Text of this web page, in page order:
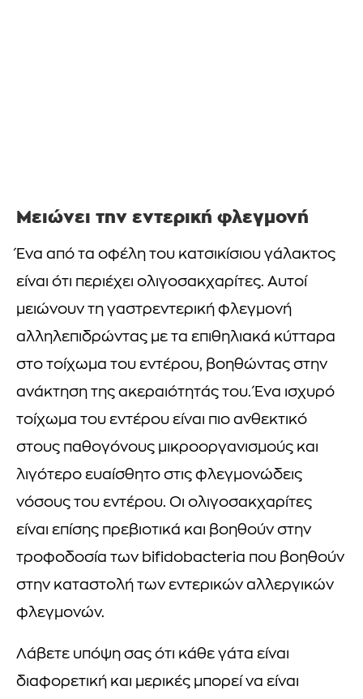
Μειώνει την εντερική φλεγμονή
Ένα από τα οφέλη του κατσικίσιου γάλακτος
είναι ότι περιέχει ολιγοσακχαρίτες. Αυτοί
μειώνουν τη γαστρεντερική φλεγμονή
αλληλεπιδρώντας με τα επιθηλιακά κύτταρα
στο τοίχωμα του εντέρου, βοηθώντας στην
ανάκτηση της ακεραιότητάς του. Ένα ισχυρό
τοίχωμα του εντέρου είναι πιο ανθεκτικό
στους παθογόνους μικροοργανισμούς και
λιγότερο ευαίσθητο στις φλεγμονώδεις
νόσους του εντέρου. Οι ολιγοσακχαρίτες
είναι επίσης πρεβιοτικά και βοηθούν στην
τροφοδοσία των bifidobacteria που βοηθούν
στην καταστολή των εντερικών αλλεργικών
φλεγμονών.
Λάβετε υπόψη σας ότι κάθε γάτα είναι
διαφορετική και μερικές μπορεί να είναι